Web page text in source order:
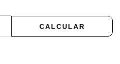
CALCULAR